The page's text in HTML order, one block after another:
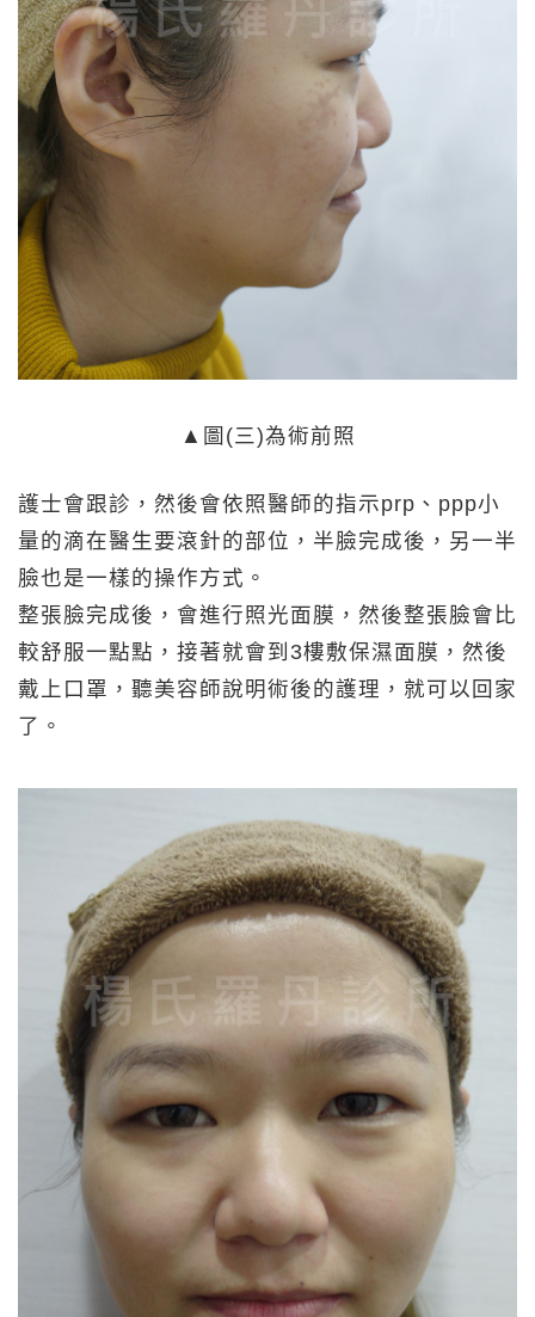
▲圖(三)為術前照
護士會跟診，然後會依照醫師的指示prp、ppp小
量的滴在醫生要滾針的部位，半臉完成後，另一半
臉也是一樣的操作方式。
整張臉完成後，會進行照光面膜，然後整張臉會比
較舒服一點點，接著就會到3樓敷保濕面膜，然後
戴上口罩，聽美容師說明術後的護理，就可以回家
了。